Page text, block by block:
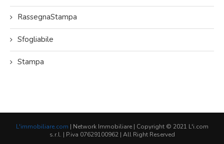
RassegnaStampa
Sfogliabile
Stampa
L'immobiliare.com | Network Immobiliare | Copyright © 2021 L'i.com
s.r.l. | P.iva 07629100962 | All Right Reserved